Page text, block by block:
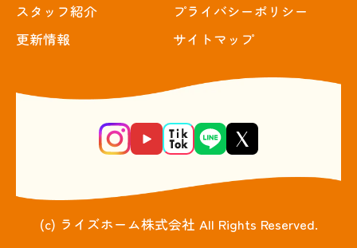
スタッフ紹介
更新情報
プライバシーポリシー
サイトマップ
(c) ライズホーム株式会社 All Rights Reserved.